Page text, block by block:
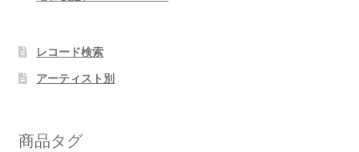
レコード検索
アーティスト別
商品タグ